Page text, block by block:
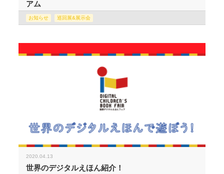
アム
お知らせ 巡回展&展示会
2020.04.13
世界のデジタルえほん紹介！